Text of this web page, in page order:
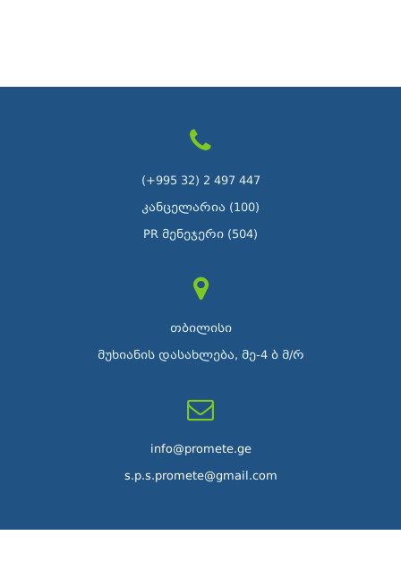
(+995 32) 2 497 447
კანცელარია (100)
PR მენეჯერი (504)
თბილისი
მუხიანის დასახლება, მე-4 ბ მ/რ
info@promete.ge
s.p.s.promete@gmail.com